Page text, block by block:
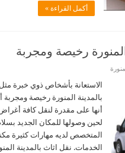
أكمل القراءة »
رخيصة ومجربة
الاستعانة بأشخاص ذوي
بالمدينة المنورة رخيصة ومجربة
أنها على مقدرة لنقل كافة
لحين وصولها للمكان الجديد
المتخصص لديه مهارات كثيرة
الخدمات. نقل اثاث بالمدينة